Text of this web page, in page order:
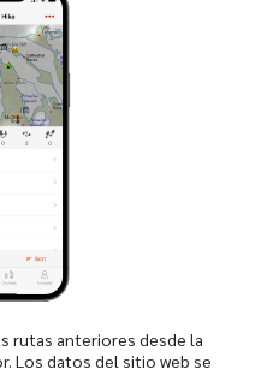
rutas anteriores desde la
Los datos del sitio web se